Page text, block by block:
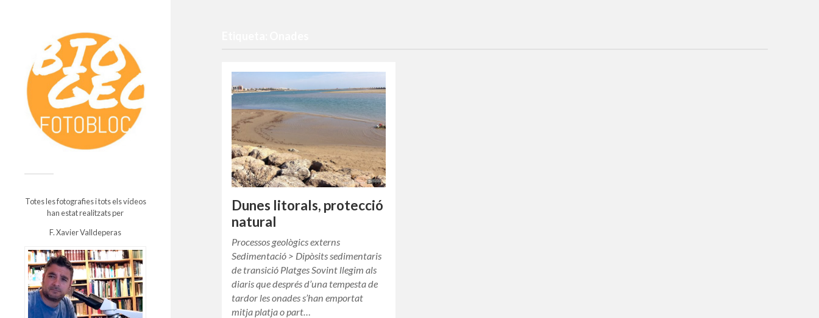
Totes les fotografies i tots els vídeos
han estat realitzats per
F. Xavier Valldeperas
Dunes litorals, protecció
natural
Processos geològics externs
Sedimentació > Dipòsits sedimentaris
de transició Platges Sovint llegim als
diaris que després d’una tempesta de
tardor les onades s’han emportat
mitja platja o part…